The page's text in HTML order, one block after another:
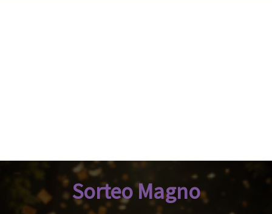
Sorteo Magno